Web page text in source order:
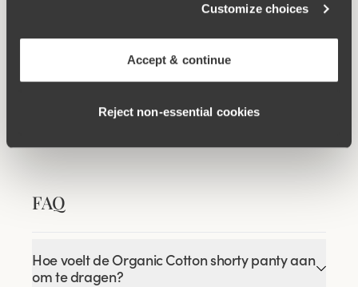
Customize choices
Accept & continue
Reject non‑essential cookies
Gerelateerde producten
Viewing image 1 of 4 Viewing image 1 of 4
Confident bh
€51.99
Broderie Anglaise bh
FAQ
Hoe voelt de Organic Cotton shorty panty aan
om te dragen?